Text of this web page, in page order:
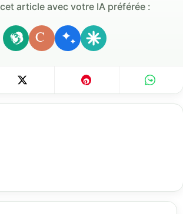
article avec votre IA préférée :
C